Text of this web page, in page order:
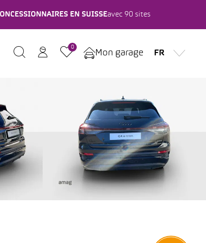
EN SUISSEavec 90 sites
0
Mon garage FR